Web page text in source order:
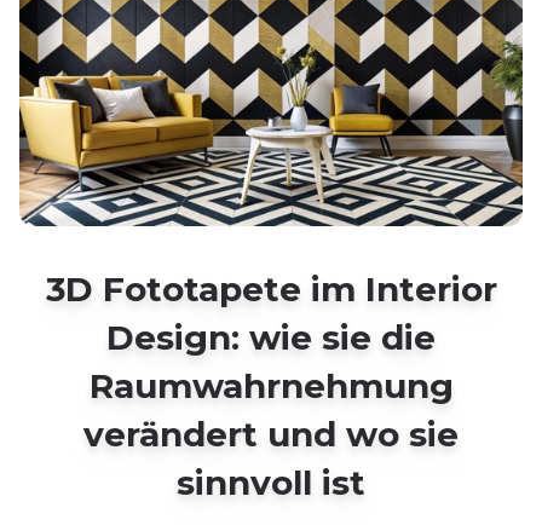
3D Fototapete im Interior
Design: wie sie die
Raumwahrnehmung
verändert und wo sie
sinnvoll ist